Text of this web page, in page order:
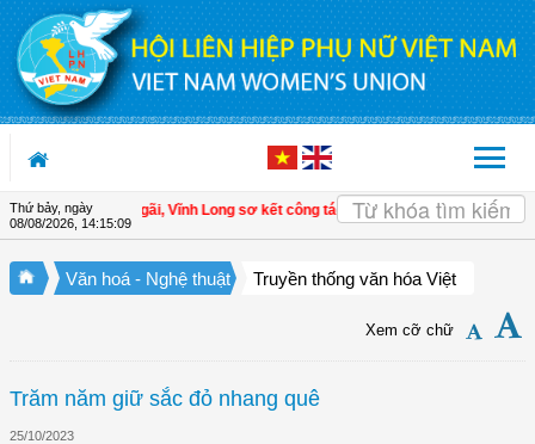
Truy cập nội dung luôn
Thứ bảy, ngày
08/08/2026, 14:15:10
xã Tam Ngãi, Vĩnh Long sơ kết công tác Hội và phong trào phụ nữ 6
Văn hoá - Nghệ thuật Truyền thống văn hóa Việt
Xem cỡ chữ
Trăm năm giữ sắc đỏ nhang quê
25/10/2023